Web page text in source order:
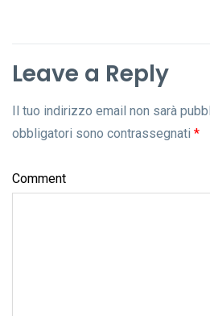
Leave a Reply
Il tuo indirizzo email non sarà
obbligatori sono contrassegnati *
Comment